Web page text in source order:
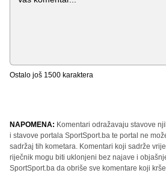
Ostalo još 1500 karaktera
NAPOMENA: Komentari odražavaju stavove
i stavove portala SportSport.ba te portal ne
sadržaj tih kometara. Komentari koji sadrže
riječnik mogu biti uklonjeni bez najave i
SportSport.ba da obriše sve komentare koji